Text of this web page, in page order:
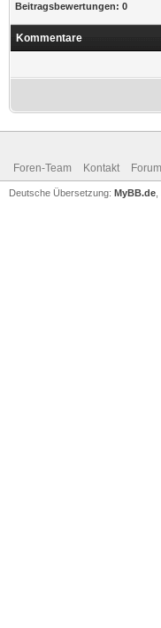
Beitragsbewertungen: 0
Kommentare
Foren-Team Kontakt
Deutsche Übersetzung: MyBB.de